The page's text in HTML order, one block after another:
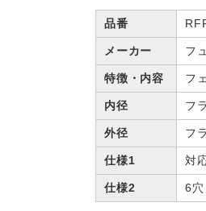
品番
メーカー フ
特徴・内容 フ
内径 フ
外径 フ
仕様1 対
仕様2 6穴